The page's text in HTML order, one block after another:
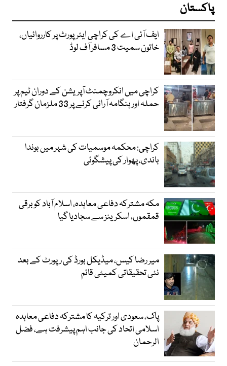
پاکستان
ایف آئی اے کی کراچی ایئرپورٹ پر کارروائیاں،
خاتون سمیت 3 مسافر آف لوڈ
کراچی میں انکروچمنٹ آپریشن کے دوران ٹیم پر
حملہ اور ہنگامہ آرائی کرنے پر 33 ملزمان گرفتار
کراچی: محکمہ موسمیات کی شہر میں بوندا
باندی، پھوار کی پیشگوئی
مکہ مشترکہ دفاعی معاہدہ، اسلام آباد کو برقی
قمقموں، اسکرینز سے سجادیا گیا
میر رضا کیس، میڈیکل بورڈ کی رپورٹ کے بعد
نئی تحقیقاتی کمیٹی قائم
پاک، سعودی اور ترکیہ کا مشترکہ دفاعی معاہدہ
اسلامی اتحاد کی جانب اہم پیشرفت ہے، فضل
الرحمان